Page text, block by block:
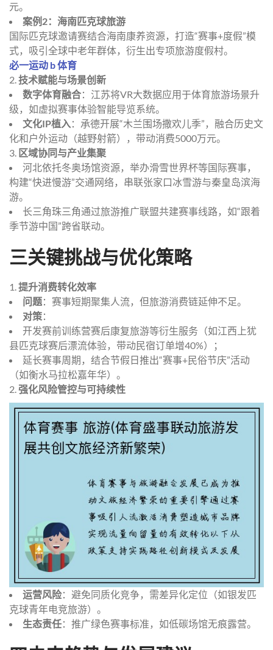
元。
案例2：海南匹克球旅游
国际匹克球邀请赛结合海南康养资源，打造“赛事+度假”模
式，吸引全球中老年群体，衍生出专项旅游度假村。
必一运动 b 体育
2.技术赋能与场景创新
数字体育融合：江苏将VR大数据应用于体育旅游场景升
级，如虚拟赛事体验智能导览系统。
文化IP植入 ：承德开展“木兰围场撒欢儿季”，融合历史文
化和户外运动（越野射箭），带动消费5000万元。
3. 区域协同与产业集聚
河北依托冬奥场馆资源，举办滑雪世界杯等国际赛事，
构建“快进慢游”交通网络，串联张家口冰雪游与秦皇岛滨海
游。
长三角珠三角通过旅游推广联盟共建赛事线路，如“跟着
季节游中国”跨省联动。
三关键挑战与优化策略
1.提升消费转化效率
问题：赛事短期聚集人流，但旅游消费链延伸不足。
对策：
开发赛前训练营赛后康复旅游等衍生服务（如江西上犹
县匹克球赛后漂流体验，带动民宿订单增40%）；
延长赛事周期，结合节假日推出“赛事+民俗节庆”活动
（如衡水马拉松嘉年华）。
2.强化风险管控与可持续性
运营风险：避免同质化竞争，需差异化定位（如银发匹
克球青年电竞旅游）。
生态责任：推广绿色赛事标准，如低碳场馆无痕露营。